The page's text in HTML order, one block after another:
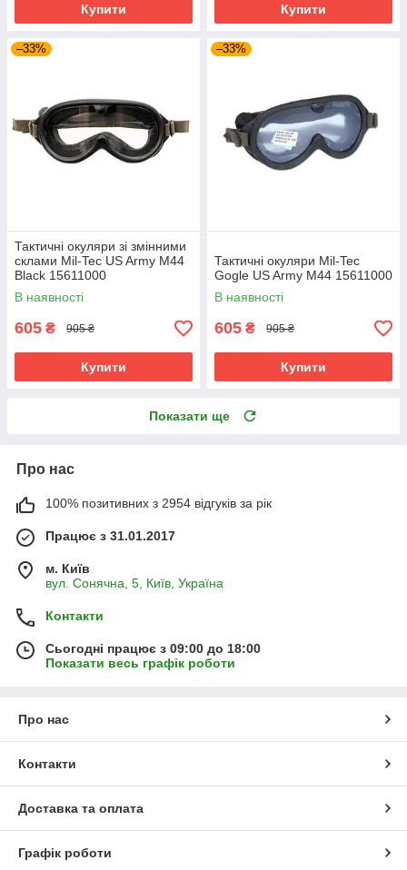
Купити Купити
–33%
Тактичні окуляри зі змінними
склами Mil-Tec US Army M44
Black 15611000
В наявності
605 ₴ 905 ₴
Купити
–33%
Тактичні окуляри Mil-Tec
Gogle US Army M44 15611000
В наявності
605 ₴ 905 ₴
Купити
Показати ще
Про нас
100% позитивних з 2954 відгуків за рік
Працює з 31.01.2017
м. Київ
вул. Сонячна, 5, Київ, Україна
Контакти
Сьогодні працює з 09:00 до 18:00
Показати весь графік роботи
Про нас
Контакти
Доставка та оплата
Графік роботи